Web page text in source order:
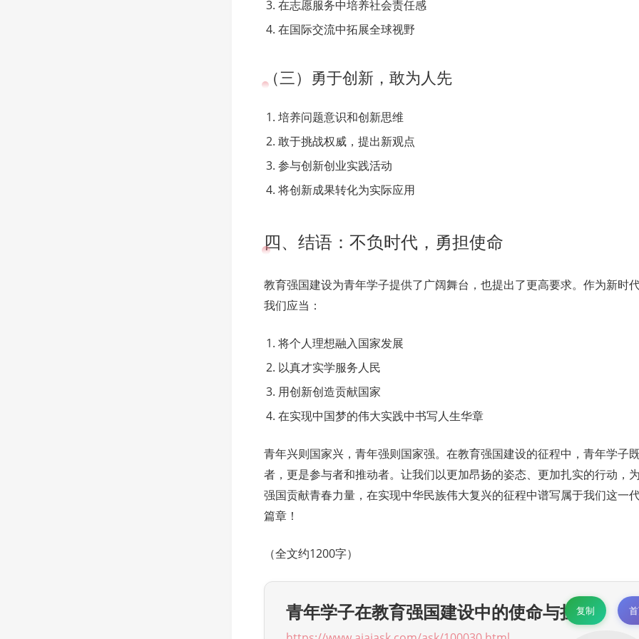
在志愿服务中培养社会责任感
在国际交流中拓展全球视野
（三）勇于创新，敢为人先
培养问题意识和创新思维
敢于挑战权威，提出新观点
参与创新创业实践活动
将创新成果转化为实际应用
四、结语：不负时代，勇担使命
教育强国建设为青年学子提供了广阔舞台，也提出了更高要求。作为新时
我们应当：
将个人理想融入国家发展
以真才实学服务人民
用创新创造贡献国家
在实现中国梦的伟大实践中书写人生华章
青年兴则国家兴，青年强则国家强。在教育强国建设的征程中，青年学子
者，更是参与者和推动者。让我们以更加昂扬的姿态、更加扎实的行动，
强国贡献青春力量，在实现中华民族伟大复兴的征程中谱写属于我们这一
篇章！
（全文约1200字）
青年学子在教育强国建设中的使命与担当
复制